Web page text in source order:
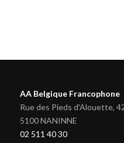
AA Belgique Francophone
Rue des Pieds d'Alouette,
5100 NANINNE
02 511 40 30